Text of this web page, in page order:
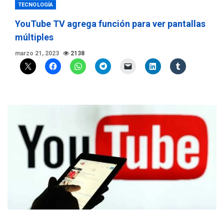
TECNOLOGÍA
YouTube TV agrega función para ver pantallas
múltiples
marzo 21, 2023 2138